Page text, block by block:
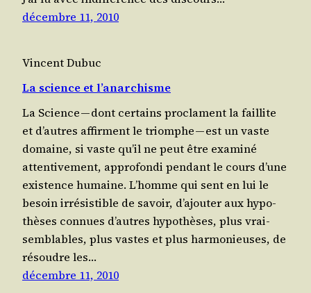
décembre 11, 2010
Vincent Dubuc
La science et l’anarchisme
La Science — dont cer­tains pro­clament la faillite
et d’autres affirment le triomphe — est un vaste
domaine, si vaste qu’il ne peut être exa­mi­né
atten­ti­ve­ment, appro­fon­di pen­dant le cours d’une
exis­tence humaine. L’homme qui sent en lui le
besoin irré­sis­tible de savoir, d’ajouter aux hypo­
thèses connues d’autres hypo­thèses, plus vrai­
sem­blables, plus vastes et plus har­mo­nieuses, de
résoudre les…
décembre 11, 2010